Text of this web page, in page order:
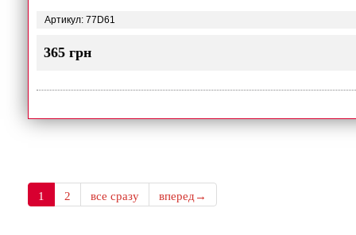
Артикул: 77D61
365 грн
1 2 все сразу вперед→